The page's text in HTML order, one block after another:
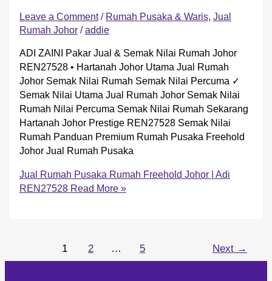
Leave a Comment / Rumah Pusaka & Waris, Jual
Rumah Johor/addie
ADI ZAINI Pakar Jual & Semak Nilai Rumah Johor
REN27528 • Hartanah Johor Utama Jual Rumah
Johor Semak Nilai Rumah Semak Nilai Percuma ✓
Semak Nilai Utama Jual Rumah Johor Semak Nilai
Rumah Nilai Percuma Semak Nilai Rumah Sekarang
Hartanah Johor Prestige REN27528 Semak Nilai
Rumah Panduan Premium Rumah Pusaka Freehold
Johor Jual Rumah Pusaka
Jual Rumah Pusaka Rumah Freehold Johor | Adi
REN27528Read More »
1 2 … 5 Next →